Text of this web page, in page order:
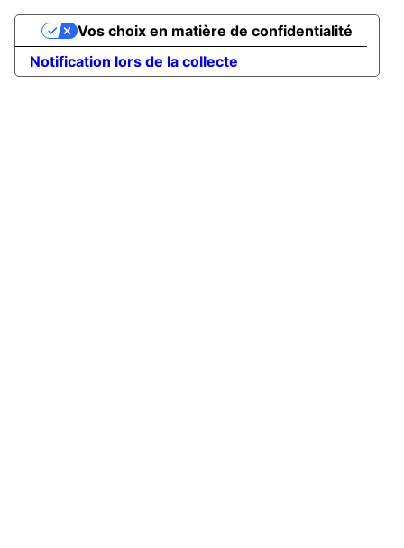
Notification lors de la collecte
Vos choix en matière de confidentialité